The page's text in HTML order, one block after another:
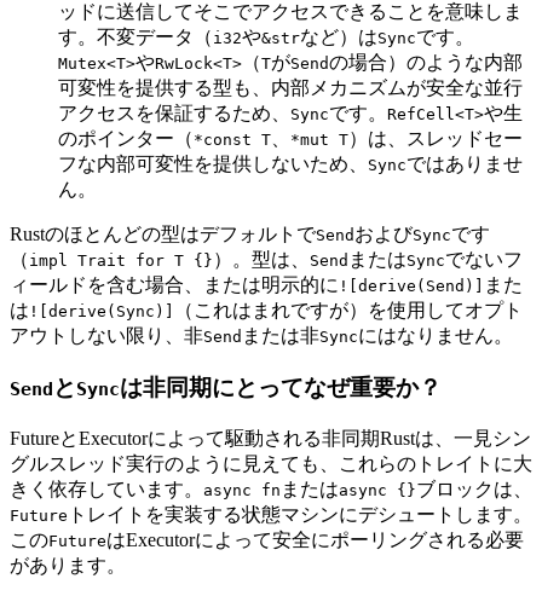
ッドに送信してそこでアクセスできることを意味しま
す。不変データ（ i32や&strなど）はSyncです。
Mutex<T>やRwLock<T> （TがSendの場合）のような内部
可変性を提供する型も、内部メカニズムが安全な並行
アクセスを保証するため、
Syncです。 RefCell<T>や生
のポインター（ *const T *mut T）は、スレッドセー
フな内部可変性を提供しないため、
Syncではありませ
ん。
Rustのほとんどの型はデフォルトでSend およびSyncです
（ impl Trait for T {} ）。型は、 Send またはSyncでないフ
ィールドを含む場合、または明示的に ![derive(Send)]
また
は ![derive(Sync)]
（これはまれですが）を使用してオプト
アウトしない限り、非Send または非Syncにはなりません。
Send と Syncは非同期にとってなぜ重要か？
FutureとExecutorによって駆動される非同期Rustは、一見シン
グルスレッド実行のように見えても、これらのトレイトに大
きく依存しています。
async fn またはasync {}ブロックは、
Future トレイトを実装する状態マシンにデシュートします。
このFutureはExecutorによって安全にポーリングされる必要
があります。